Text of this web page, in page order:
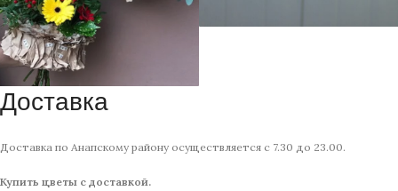
Доставка
Доставка по Анапскому району осуществляется с 7.30 до 23.00.
Купить цветы с доставкой.